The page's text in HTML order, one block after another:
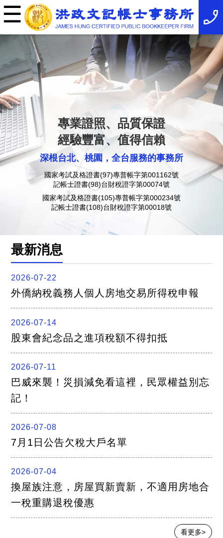
☰
×
務
所
介
最
新
消
息
稅
務
法
規
服
務
項
連
專業證照、品質保證
經驗豐富、值得信賴
深根台北、桃園，全台服務的事務所
國家考試及格證書(97)專普帳字第001162號
記帳士證書(98)台財稅證字第00074號
國家考試及格證書(105)專普帳字第000234號
記帳士證書(108)台財稅證字第00018號
最新消息
2026-07-22
外僑納稅義務人個人房地交易所得稅申報
2026-07-14
股東會紀念品之進項稅額不得扣抵
2026-07-11
巴威來襲！災損減免看這裡，民眾權益別忘
記！
2026-07-08
7月1日公告欠稅大戶名單
2026-07-04
換屋族注意，房屋買新賣新，不適用房地合
一稅重購退稅優惠
看更多>